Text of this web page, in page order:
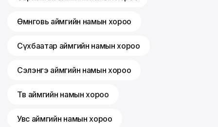
Өмнөговь аймгийн намын хороо
Сүхбаатар аймгийн намын хороо
Сэлэнгэ аймгийн намын хороо
Төв аймгийн намын хороо
Увс аймгийн намын хороо